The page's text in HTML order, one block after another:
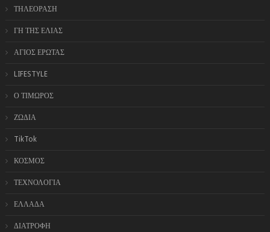
ΤΗΛΕΟΡΑΣΗ
ΓΗ ΤΗΣ ΕΛΙΑΣ
ΑΓΙΟΣ ΕΡΩΤΑΣ
LIFESTYLE
Ο ΤΙΜΩΡΟΣ
ΖΩΔΙΑ
TikTok
ΚΟΣΜΟΣ
ΤΕΧΝΟΛΟΓΙΑ
ΕΛΛΑΔΑ
ΔΙΑΤΡΟΦΗ